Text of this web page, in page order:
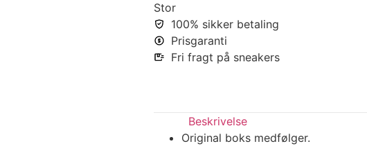
Stor
100% sikker betaling
Prisgaranti
Fri fragt på sneakers
Beskrivelse
Original boks medfølger.